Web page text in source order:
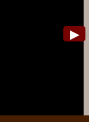
▶